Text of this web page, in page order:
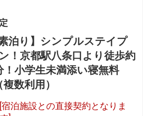
素泊り】シンプルステイプ
！京都駅八条口より徒歩約
！小学生未満添い寝無料
複数利用）
[宿泊施設との直接契約となりま